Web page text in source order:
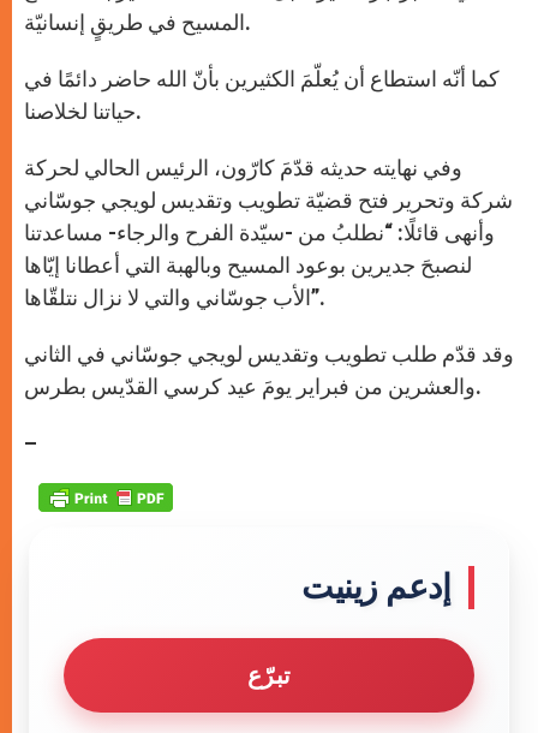
المسيح في طريقٍ إنسانيّة.
كما أنّه استطاع أن يُعلّمَ الكثيرين بأنّ الله حاضر دائمًا في
حياتنا لخلاصنا.
وفي نهايته حديثه قدّمَ كارّون، الرئيس الحالي لحركة
شركة وتحرير فتح قضيّة تطويب وتقديس لويجي جوسّاني
وأنهى قائلًا: “نطلبُ من -سيّدة الفرح والرجاء- مساعدتنا
لنصبحَ جديرين بوعود المسيح وبالهبة التي أعطانا إيّاها
الأب جوسّاني والتي لا نزال نتلقّاها”.
وقد قدّم طلب تطويب وتقديس لويجي جوسّاني في الثاني
والعشرين من فبراير يومَ عيد كرسي القدّيس بطرس.
–
إدعم زينيت
تبرّع